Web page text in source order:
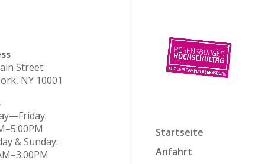
Startseite
Anfahrt
Street
NY 10001
& Sunday: